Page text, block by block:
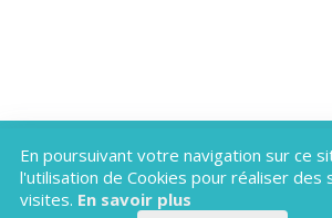
Vous avez un projet
touristique ?
En poursuivant votre navigation sur ce
l'utilisation de Cookies pour réaliser des
visites. En savoir plus